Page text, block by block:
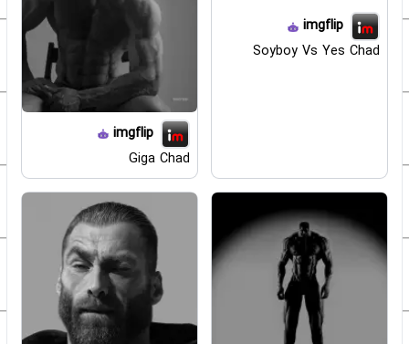
imgflip
Soyboy Vs Yes Chad
imgflip
Giga Chad